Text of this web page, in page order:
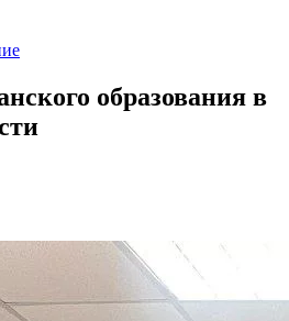
образования в